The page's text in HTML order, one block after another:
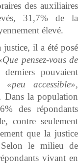
des auxiliaires
31,7% de la
élevé.
justice, il a été posé
Que pensez-vous de
derniers pouvaient
«peu accessible»,
Dans la population
des répondants
contre seulement
que la justice
Selon le milieu de
vivant en